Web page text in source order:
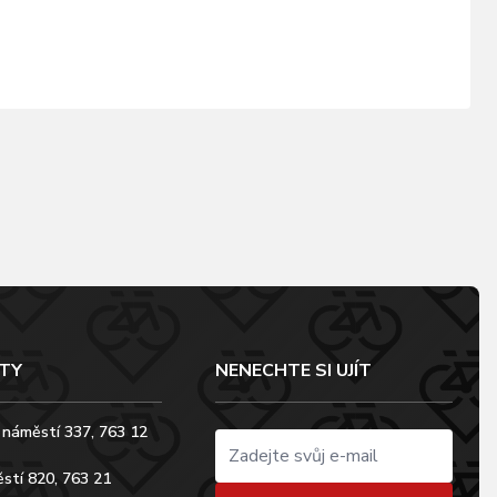
337, 763 12
820, 763 21
NENECHTE SI UJÍT